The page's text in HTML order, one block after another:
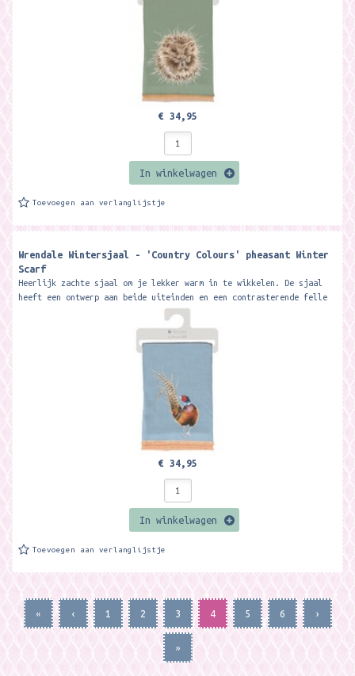
€ 34,95
In winkelwagen
Toevoegen aan verlanglijstje
Wrendale Wintersjaal - 'Country Colours' pheasant Winter
Scarf
Heerlijk zachte sjaal om je lekker warm in te wikkelen. De sjaal
heeft een ontwerp aan beide uiteinden en een contrasterende felle
€ 34,95
In winkelwagen
Toevoegen aan verlanglijstje
« ‹ 1 2 3 4 5 6 ›
»